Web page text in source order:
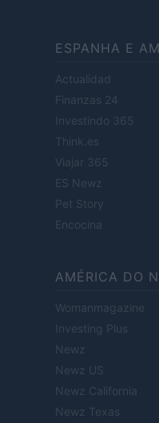
ESPANHA E
Actualidad
Finanzas 24
Investindo 365
Think.es
Viajar 365
ES Newz
Pet Story
Encocina
AMÉRICA DO
Womanmagazine
Investing Plus
Newz
Newz US
Newz California
Newz Texas